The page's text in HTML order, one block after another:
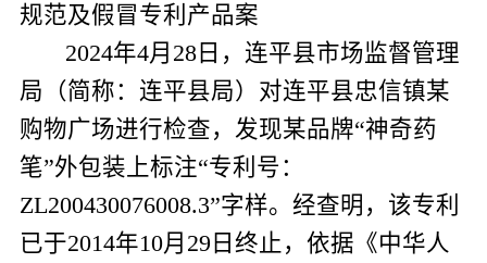
规范及假冒专利产品案
2024年4月 28 日，连平县市场监督管理
局（简称：连平县局）对连平县忠信镇某
购物广场进行检查，发现某品牌“神奇药
笔”外包装上标注“专利号：
ZL200430076008.3”字样。经查明，该专利
已于2014年10月 29 日终止，依据《中华人